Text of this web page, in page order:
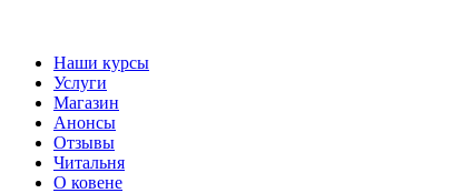
Наши курсы
Услуги
Магазин
Анонсы
Отзывы
Читальня
О ковене